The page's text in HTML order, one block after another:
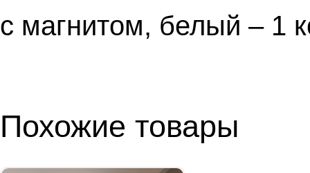
с магнитом, белый – 1
Похожие товары